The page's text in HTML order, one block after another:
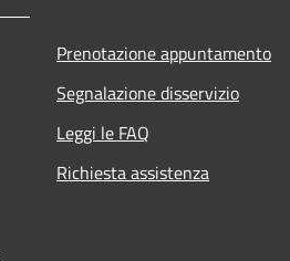
Prenotazione appuntamento
Segnalazione disservizio
Leggi le FAQ
Richiesta assistenza